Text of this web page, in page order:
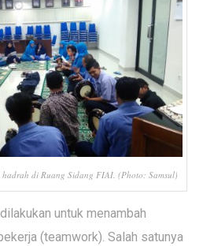
di Ruang Sidang FIAI. (Photo: Samsul)
untuk menambah
(teamwork). Salah satunya